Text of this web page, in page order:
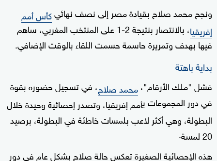
ونجح محمد صلاح بقيادة مصر إلى نصف نهائيكأس أمم
إفريقيا
، بالانتصار بنتيجة 2-1 على المنتخب المغربي، ساهم
فيها بهدف وتمريرة حاسمة حسمت اللقاء بالوقت الإضافي.
بداية باهتة
فشل "ملك الأرقام"،محمد صلاح، في تسجيل حضوره بقوة
في دور المجموعات بأمم إفريقيا، وتصدر إحصائية وحيدة خلال
البطولة، وهي أكثر لاعب بلمسات خاطئة في البطولة، برصيد
20 لمسة
.
هذه الإحصائية الصغيرة تعكس حالة صلاح بشكل عام في دور